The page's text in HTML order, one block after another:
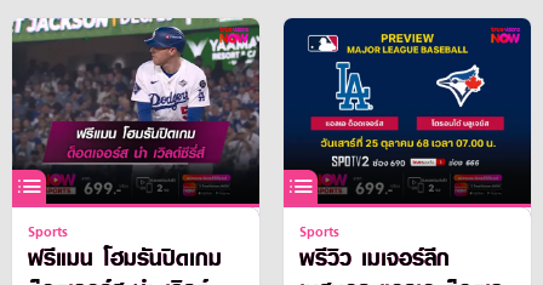
Sports
ฟรีแมน โฮมรันปิดเกม
Sports
พรีวิว เมเจอร์ลีก